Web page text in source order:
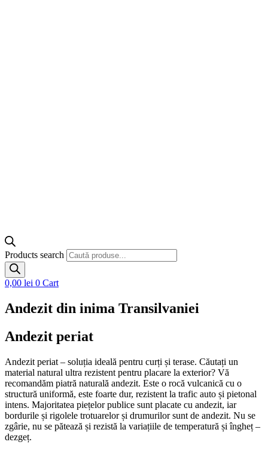
Products search
0,00 lei 0 Cart
Andezit din inima Transilvaniei
Andezit periat
Andezit periat – soluția ideală pentru curți și terase. Căutați un
material natural ultra rezistent pentru placare la exterior? Vă
recomandăm piatră naturală andezit. Este o rocă vulcanică cu o
structură uniformă, este foarte dur, rezistent la trafic auto și pietonal
intens. Majoritatea piețelor publice sunt placate cu andezit, iar
bordurile și rigolele trotuarelor și drumurilor sunt de andezit. Nu se
zgârie, nu se pătează și rezistă la variațiile de temperatură și îngheț –
dezgeț.